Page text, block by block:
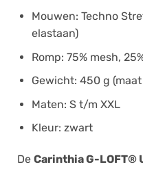
Mouwen: Techno
elastaan)
Romp: 75% mesh,
Gewicht: 450 g (maat
Maten: S t/m XXL
Kleur: zwart
De Carinthia G-LOFT®